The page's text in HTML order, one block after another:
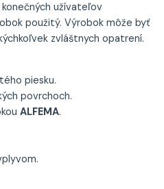
užívateľov
použitý. Výrobok môže byť
zvláštnych opatrení.
piesku.
povrchoch.
ALFEMA.